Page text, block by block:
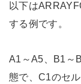
以下は
する例です。
A1～A5、B1～
態で、C1のセ